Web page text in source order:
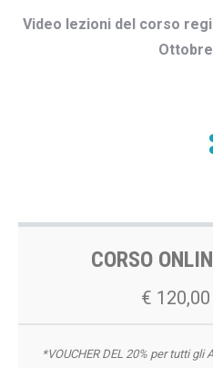
Video lezioni del corso
CORSO
€
*VOUCHER DEL 20% per tutti